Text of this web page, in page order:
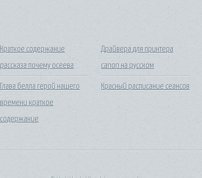
Краткое содержание
рассказа почему осеева
Глава белла герой нашего
времени краткое
содержание
Драйвера для принтера
canon на русском
Красный расписание сеансов